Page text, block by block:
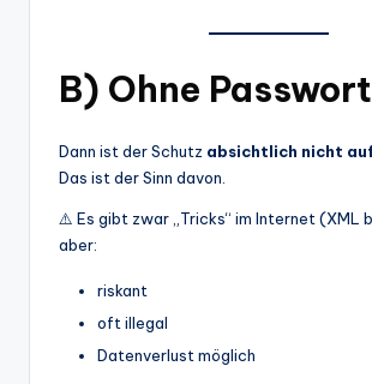
B) Ohne
Dann ist der Schutz absichtlich nicht
Das ist der Sinn davon.
⚠️ Es gibt zwar „Tricks“ im Internet (XML
aber:
riskant
oft illegal
Datenverlust möglich